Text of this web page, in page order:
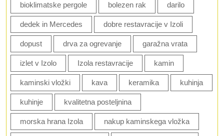
bioklimatske pergole bolezen rak darilo
dedek in Mercedes dobre restavracije v Izoli
dopust drva za ogrevanje garažna vrata
izlet v Izolo Izola restavracije kamin
kaminski vložki kava keramika kuhinja
kuhinje kvalitetna posteljnina
morska hrana Izola nakup kaminskega vložka